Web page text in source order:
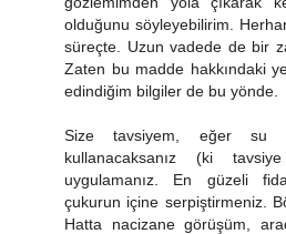
olduğunu söyleyebilirim.
süreçte. Uzun vadede de bir
Zaten bu madde hakkındaki
edindiğim bilgiler de bu yönde.
Size tavsiyem, eğer su
kullanacaksanız (ki
uygulamanız. En güzeli
çukurun içine serpiştirmeniz.
Hatta nacizane görüşüm,